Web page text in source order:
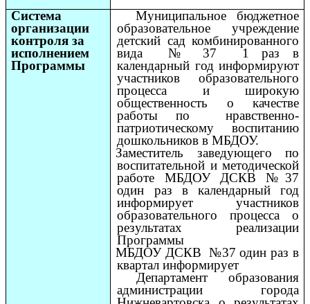
Система
организации
контроля за
исполнением
Программы
Муниципальное бюджетное
образовательное учреждение
детский сад комбинированного
вида № 37 1 раз в
календарный год информируют
участников образовательного
процесса и широкую
общественность о качестве
работы по нравственно-
патриотическому воспитанию
дошкольников в МБДОУ.
Заместитель заведующего по
воспитательной и методической
работе МБДОУ ДСКВ №37
один раз в календарный год
информирует участников
образовательного процесса о
результатах реализации
Программы
МБДОУ ДСКВ №37 один раз в
квартал информирует
Департамент образования
администрации города